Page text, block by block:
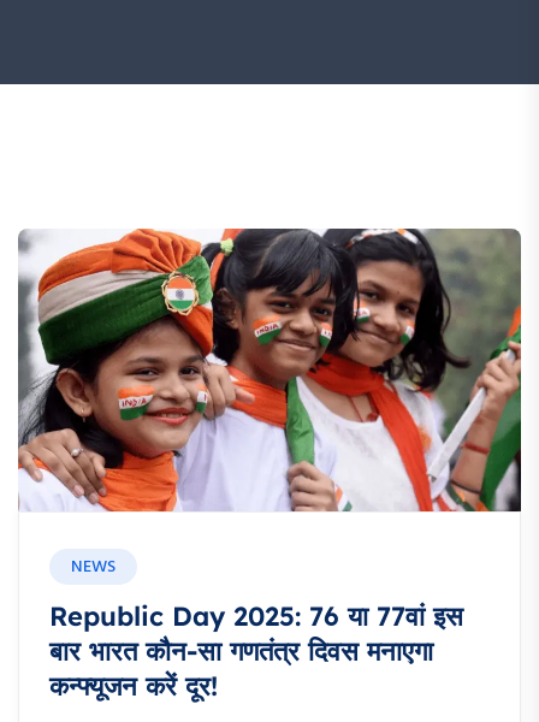
NEWS
Republic Day 2025: 76 या 77वां इस
बार भारत कौन-सा गणतंत्र दिवस मनाएगा
कन्फ्यूजन करें दूर!